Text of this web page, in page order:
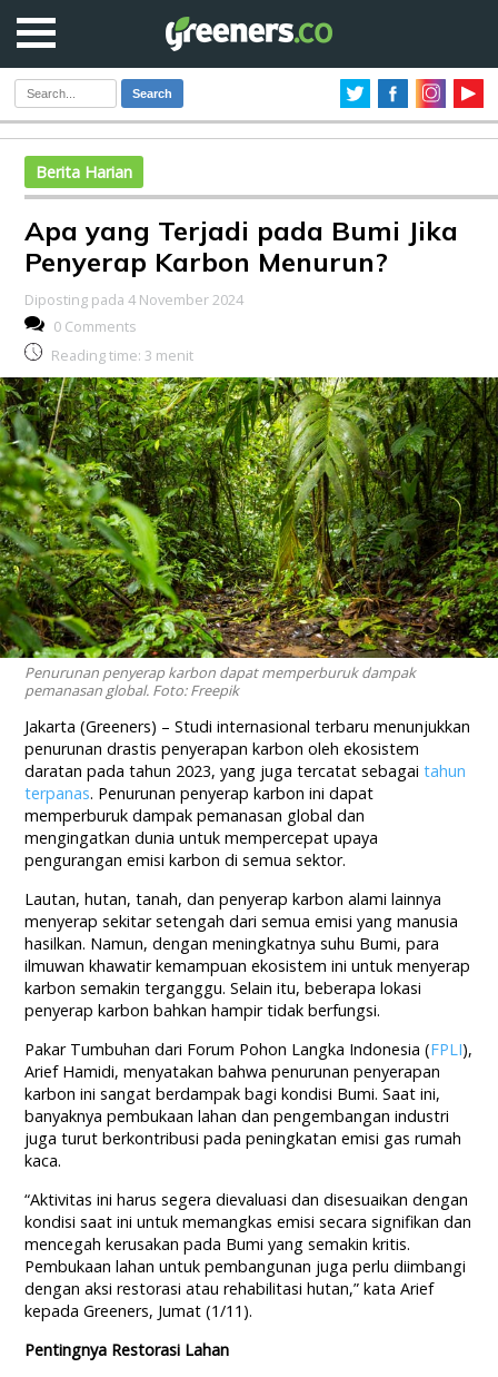
Search
Berita Harian
Apa yang Terjadi pada Bumi Jika
Penyerap Karbon Menurun?
Diposting pada 4 November 2024
0 Comments
Reading time: 3 menit
Penurunan penyerap karbon dapat memperburuk dampak
pemanasan global. Foto: Freepik
Jakarta (Greeners) – Studi internasional terbaru menunjukkan
penurunan drastis penyerapan karbon oleh ekosistem
daratan pada tahun 2023, yang juga tercatat sebagaitahun
terpanas. Penurunan penyerap karbon ini dapat
memperburuk dampak pemanasan global dan
mengingatkan dunia untuk mempercepat upaya
pengurangan emisi karbon di semua sektor.
Lautan, hutan, tanah, dan penyerap karbon alami lainnya
menyerap sekitar setengah dari semua emisi yang manusia
hasilkan. Namun, dengan meningkatnya suhu Bumi, para
ilmuwan khawatir kemampuan ekosistem ini untuk menyerap
karbon semakin terganggu. Selain itu, beberapa lokasi
penyerap karbon bahkan hampir tidak berfungsi.
Pakar Tumbuhan dari Forum Pohon Langka Indonesia (FPLI),
Arief Hamidi, menyatakan bahwa penurunan penyerapan
karbon ini sangat berdampak bagi kondisi Bumi. Saat ini,
banyaknya pembukaan lahan dan pengembangan industri
juga turut berkontribusi pada peningkatan emisi gas rumah
kaca.
“Aktivitas ini harus segera dievaluasi dan disesuaikan dengan
kondisi saat ini untuk memangkas emisi secara signifikan dan
mencegah kerusakan pada Bumi yang semakin kritis.
Pembukaan lahan untuk pembangunan juga perlu diimbangi
dengan aksi restorasi atau rehabilitasi hutan,” kata Arief
kepada Greeners, Jumat (1/11).
Pentingnya Restorasi Lahan